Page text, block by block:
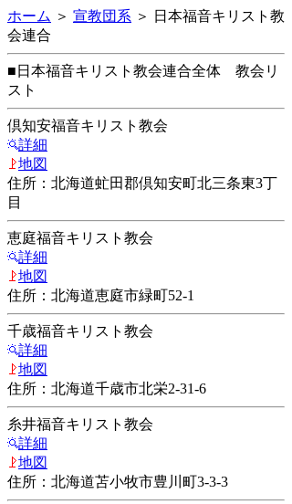
ホーム ＞ 宣教団系 ＞ 日本福音キリスト教
会連合
■日本福音キリスト教会連合全体 教会リ
スト
倶知安福音キリスト教会
詳細
地図
住所：北海道虻田郡倶知安町北三条東3丁
目
恵庭福音キリスト教会
詳細
地図
住所：北海道恵庭市緑町52-1
千歳福音キリスト教会
詳細
地図
住所：北海道千歳市北栄2-31-6
糸井福音キリスト教会
詳細
地図
住所：北海道苫小牧市豊川町3-3-3